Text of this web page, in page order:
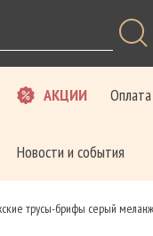
АКЦИИ
Новости и события
трусы-брифы серый